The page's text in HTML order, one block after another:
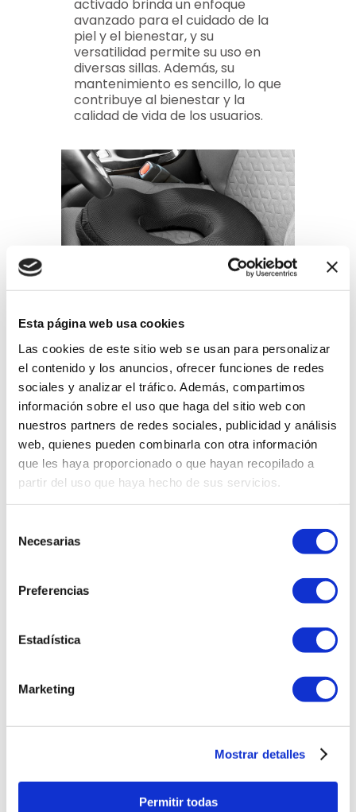
Esta página web usa cookies
Las cookies de este sitio web se usan para personalizar
el contenido y los anuncios, ofrecer funciones de redes
sociales y analizar el tráfico. Además, compartimos
información sobre el uso que haga del sitio web con
nuestros partners de redes sociales, publicidad y análisis
web, quienes pueden combinarla con otra información
que les haya proporcionado o que hayan recopilado a
partir del uso que haya hecho de sus servicios.
Necesarias
Preferencias
Estadística
Marketing
Mostrar detalles
Permitir todas
activado brinda un enfoque
avanzado para el cuidado de la
piel y el bienestar, y su
versatilidad permite su uso en
diversas sillas. Además, su
mantenimiento es sencillo, lo que
contribuye al bienestar y la
calidad de vida de los usuarios.
Asiento ergonómico, circular y
en forma de rosquilla fabricado
con poliéster, poliuretano,
carbón de bambú, gel
refrigerante y espuma de alta
densidad, memory foam, la cual
no se deforma con la constancia
de uso. Además, es transpirable,
cubierto con una funda de malla
con cierre extraíble y lavable, y
7 cm